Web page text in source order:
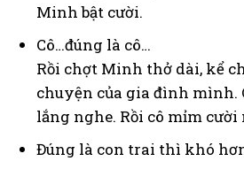
Minh bật cười.
Cô…đúng là cô…
Rồi chợt Minh thở dài, kể
chuyện của gia đình mình.
lắng nghe. Rồi cô mỉm
Đúng là con trai thì khó